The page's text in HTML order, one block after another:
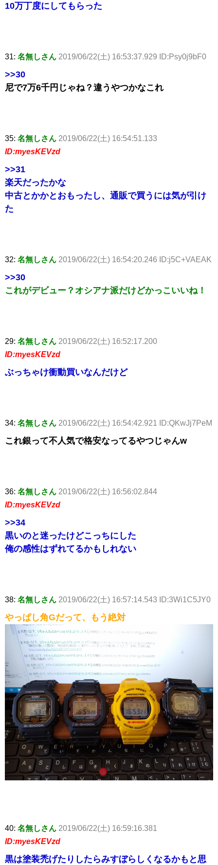
10万丁度にしてもらった
31: 名無しさん 2019/06/22(土) 16:53:37.929 ID:Psy0j9bF0
>>30
尼で7万6千円じゃね？違うやつかなこれ
35: 名無しさん 2019/06/22(土) 16:54:51.133
ID:myesKEVzd
>>31
楽天だったかな
中古とかかとおもったし、通販で買うには気が引け
た
32: 名無しさん 2019/06/22(土) 16:54:20.246 ID:j5C+VAEAK
>>30
これがデビュー？オシアナ派だけどかっこいいね！
29: 名無しさん 2019/06/22(土) 16:52:17.200
ID:myesKEVzd
ぶっちゃけ衝動買いなんだけど
34: 名無しさん 2019/06/22(土) 16:54:42.921 ID:QKwJj7PeM
これ銀って不人気で格安なってるやつじゃんw
36: 名無しさん 2019/06/22(土) 16:56:02.844
ID:myesKEVzd
>>34
黒いのと迷ったけどこっちにした
俺の感性はずれてるかもしれない
38: 名無しさん 2019/06/22(土) 16:57:14.543 ID:3Wi1C5JY0
やっぱし角Gだって、もう絶対
40: 名無しさん 2019/06/22(土) 16:59:16.381
ID:myesKEVzd
黒は塗装禿げたりしたらみすぼらしくなるかもと思